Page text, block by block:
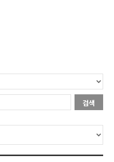
검색